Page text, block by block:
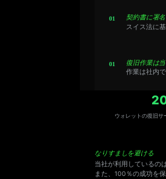
契約書に署
スイス法に
復旧作業は
作業は社内
ウォレットの復旧サ
なりすましを避ける
当社が利用しているのは
また、100％の成功を